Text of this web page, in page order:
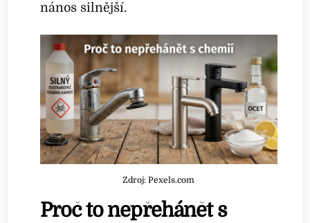
nános silnější.
Zdroj: Pexels.com
Proč to nepřehánět s